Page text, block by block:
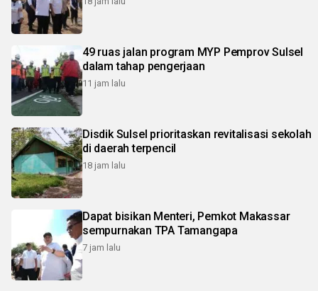
49 ruas jalan program MYP Pemprov Sulsel
dalam tahap pengerjaan
11 jam lalu
Disdik Sulsel prioritaskan revitalisasi sekolah
di daerah terpencil
18 jam lalu
Dapat bisikan Menteri, Pemkot Makassar
sempurnakan TPA Tamangapa
7 jam lalu